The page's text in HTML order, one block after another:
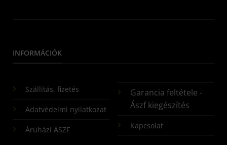
INFORMÁCIÓK
Szállítás, fizetés
Adatvédelmi nyilatkozat
Áruházi ÁSZF
Garancia feltétele -
Ászf kiegészítés
Kapcsolat